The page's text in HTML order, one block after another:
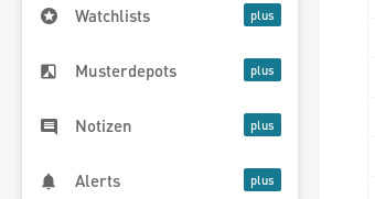
Watchlists
Musterdepots
Notizen
Alerts